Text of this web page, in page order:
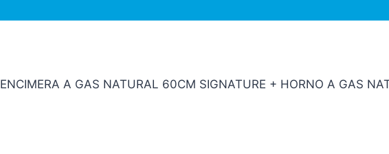
ENCIMERA A GAS NATURAL 60CM SIGNATURE + HORNO A GAS